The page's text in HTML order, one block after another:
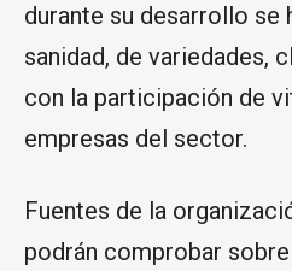
durante su desarrollo se
sanidad, de variedades,
con la participación de
empresas del sector.
Fuentes de la
podrán comprobar